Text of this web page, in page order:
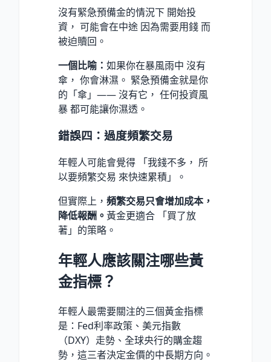
沒有緊急預備金的情況下 開始投
資， 可能會在中途 因為需要用錢 而
被迫贖回。
一個比喻： 如果你在暴風雨中 沒有
傘， 你會淋濕。 緊急預備金就是你
的「傘」—— 沒有它， 任何投資風
暴 都可能讓你濕透。
錯誤四：過度頻繁交易
年輕人可能會覺得 「我錢不多， 所
以要頻繁交易 來快速累積」。
但實際上， 頻繁交易只會增加成本，
降低報酬。 黃金更適合 「買了放
著」的策略。
年輕人應該關注哪些黃
金指標？
年輕人最需要關注的三個黃金指標
是：Fed利率政策、美元指數
（DXY）走勢、全球央行的購金趨
勢，這三者決定金價的中長期方向。